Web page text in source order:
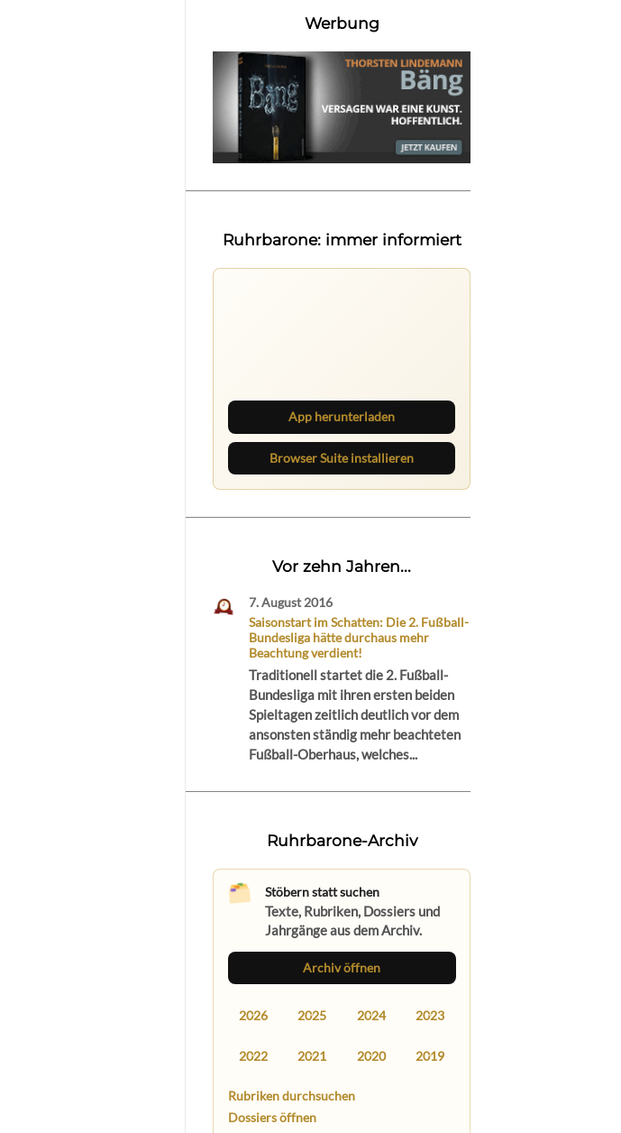
Werbung
Ruhrbarone: immer informiert
App herunterladen
Browser Suite installieren
Vor zehn Jahren...
7. August 2016
Saisonstart im Schatten: Die 2. Fußball-
Bundesliga hätte durchaus mehr
Beachtung verdient!
Traditionell startet die 2. Fußball-
Bundesliga mit ihren ersten beiden
Spieltagen zeitlich deutlich vor dem
ansonsten ständig mehr beachteten
Fußball-Oberhaus, welches...
Ruhrbarone-Archiv
Stöbern statt suchen
Texte, Rubriken, Dossiers und
Jahrgänge aus dem Archiv.
Archiv öffnen
2026 2025 2024 2023
2022 2021 2020 2019
Rubriken durchsuchen
Dossiers öffnen